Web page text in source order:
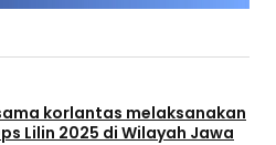
korlantas melaksanakan
Lilin 2025 di Wilayah Jawa